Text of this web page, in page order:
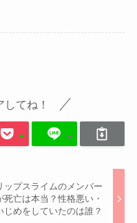
てね！
ップスライムのメンバー
死亡は本当？性格悪い・
じめをしていたのは誰？